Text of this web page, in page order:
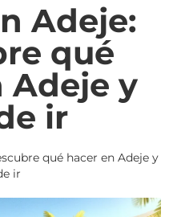
Adeje:
qué
Adeje y
ir
qué hacer en Adeje y
ir